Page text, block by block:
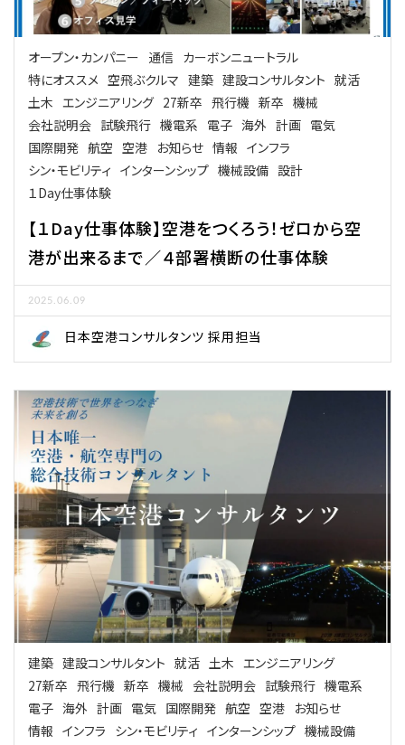
オープン・カンパニー 通信 カーボンニュートラル
特にオススメ 空飛ぶクルマ 建築 建設コンサルタント 就活
土木 エンジニアリング 27新卒 飛行機 新卒 機械
会社説明会 試験飛行 機電系 電子 海外 計画 電気
国際開発 航空 空港 お知らせ 情報 インフラ
シン・モビリティ インターンシップ 機械設備 設計
１Day仕事体験
【１Day仕事体験】空港をつくろう！ゼロから空
港が出来るまで／４部署横断の仕事体験
2025.06.09
日本空港コンサルタンツ 採用担当
建築 建設コンサルタント 就活 土木 エンジニアリング
27新卒 飛行機 新卒 機械 会社説明会 試験飛行 機電系
電子 海外 計画 電気 国際開発 航空 空港 お知らせ
情報 インフラ シン・モビリティ インターンシップ 機械設備